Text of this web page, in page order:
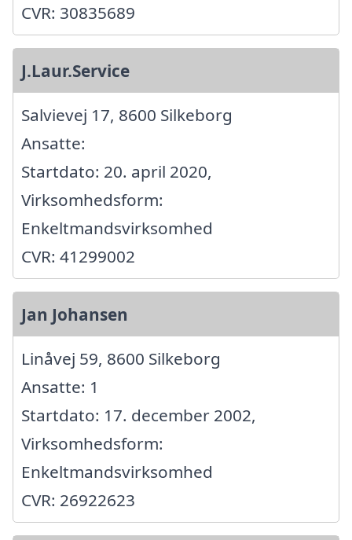
CVR: 30835689
J.Laur.Service
Salvievej 17, 8600 Silkeborg
Ansatte:
Startdato: 20. april 2020,
Virksomhedsform:
Enkeltmandsvirksomhed
CVR: 41299002
Jan Johansen
Linåvej 59, 8600 Silkeborg
Ansatte: 1
Startdato: 17. december 2002,
Virksomhedsform:
Enkeltmandsvirksomhed
CVR: 26922623